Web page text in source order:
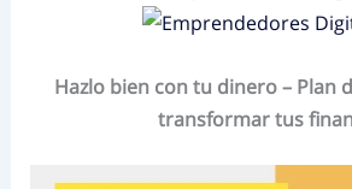
Hazlo bien con tu dinero – Plan
transformar tus